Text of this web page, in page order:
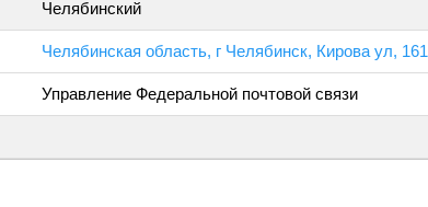
Челябинский
Челябинская область, г Челябинск, Кирова ул, 161
Управление Федеральной почтовой связи